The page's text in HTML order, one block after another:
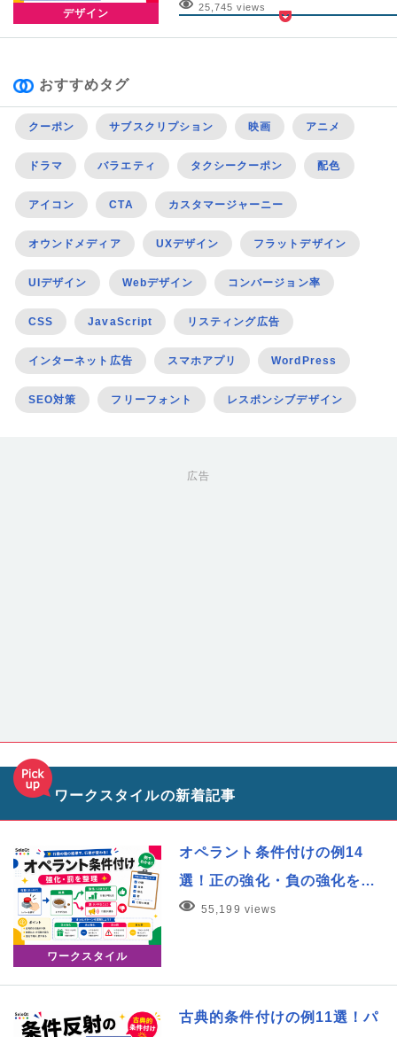
デザイン 25,745 views
おすすめタグ
クーポン サブスクリプション 映画 アニメ
ドラマ バラエティ タクシークーポン 配色
アイコン CTA カスタマージャーニー
オウンドメディア UXデザイン フラットデザイン
UIデザイン Webデザイン コンバージョン率
CSS JavaScript リスティング広告
インターネット広告 スマホアプリ WordPress
SEO対策 フリーフォント レスポンシブデザイン
広告
ワークスタイルの新着記事
ワークスタイル
オペラント条件付けの例14
選！正の強化・負の強化を…
55,199 views
古典的条件付けの例11選！パ